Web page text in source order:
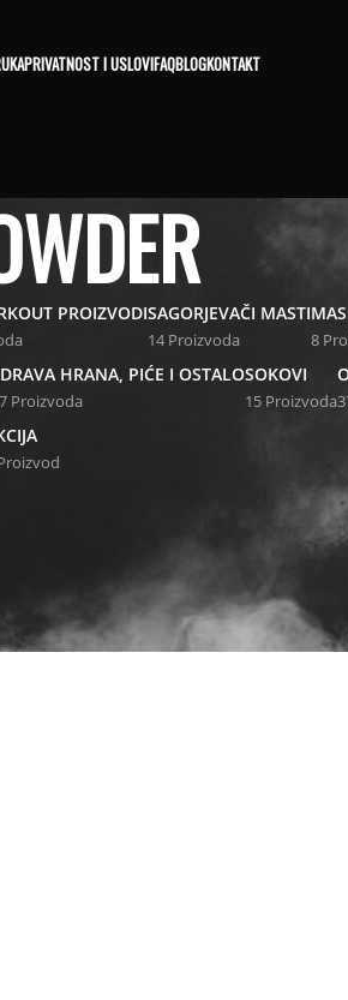
PRIVATNOST I USLOVIFAQBLOGKONTAKT
PROIZVODISAGORJEVAČI MASTI
14 Proizvoda 8
HRANA, PIĆE I OSTALO
Proizvoda
SOKOVI
15 Proizvoda